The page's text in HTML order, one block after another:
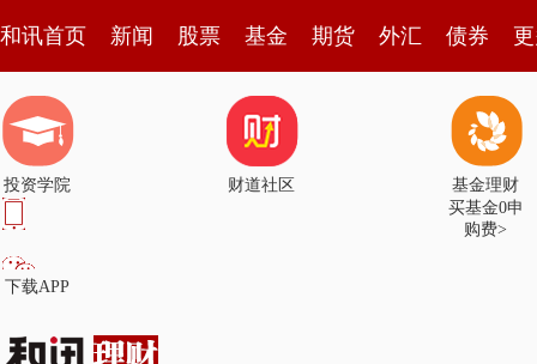
和讯首页 新闻 股票 基金 期货 外汇 债券
投资学院 财道社区
基金理财
买基金0申
购费>
下载APP